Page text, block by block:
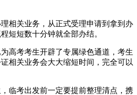
相关业务，从正式受理申请到拿到办
短短数十分钟就全部办结。
高考考生开辟了专属绿色通道，考生
相关业务会大大缩短时间，完全可以
临考出发前一定要提前整理清点，携